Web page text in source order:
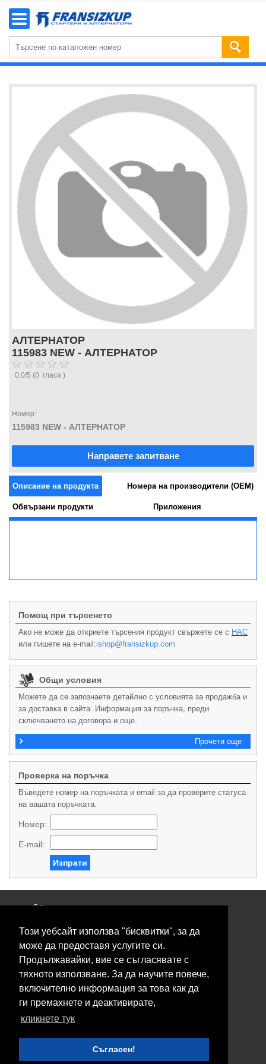
Този уебсайт използва "бисквитки", за да
може да предоставя услугите си.
Продължавайки, вие се съгласявате с
тяхното използване. За да научите повече,
включително информация за това как да
ги премахнете и деактивирате,
кликнете тук
Съгласен!
АЛТЕРНАТОР
115983 NEW - АЛТЕРНАТОР
0.0/5 (0 гласа )
Номер:
115983 NEW - АЛТЕРНАТОР
Направете запитване
Описание на продукта Номера на производители (OEM)
Обвързани продукти Приложения
Помощ при търсенето
Ако не може да откриете търсения продукт свържете се с НАС
или пишете на e-mail:ishop@fransizkup.com
Общи условия
Можете да се запознаете детайлно с условията за продажба и
за доставка в сайта. Информация за поръчка, преди
сключването на договора и още.
Прочети още
Проверка на поръчка
Въведете номер на поръчката и email за да проверите статуса
на вашата поръчката.
Номер:
E-mail:
Изпрати
Общи условия
Свържете се с нас
Контакти
Нашите сервизи
Блог
© 2026 Fransizkup.bg всички права запазени
Изграждане и поддръжка от
Boby_fransizkup